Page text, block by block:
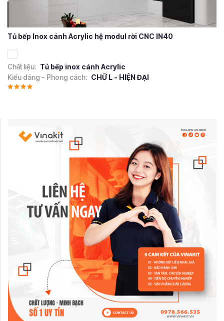
Tủ bếp Inox cánh Acrylic hệ modul rời CNC IN40
Chất liệu: Tủ bếp inox cánh Acrylic
Kiểu dáng - Phong cách: CHỮ L - HIỆN ĐẠI